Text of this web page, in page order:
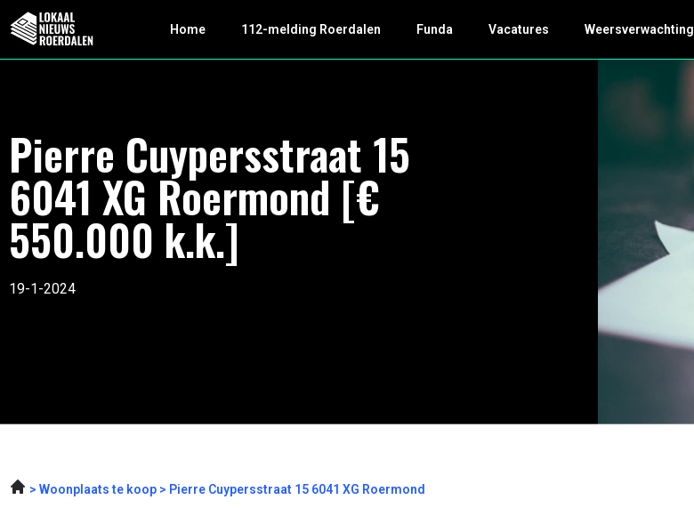
Home 112-melding Roerdalen Funda Vacatures Weersverwachting
Pierre Cuypersstraat 15
6041 XG Roermond [€
550.000 k.k.]
19-1-2024
Woonplaats te koop Pierre Cuypersstraat 15 6041 XG Roermond